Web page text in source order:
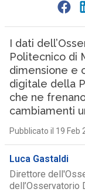
I dati
Politecnico di
dimensione e
digitale della
che ne
cambiamenti
Pubblicato il 19 Feb
Luca Gastaldi
Direttore